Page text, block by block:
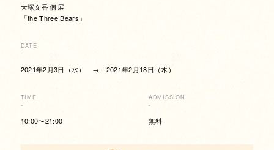
大塚文香 個展
「the Three Bears」
DATE
-
2021年2月3日（水） → 2021年2月18日（木）
TIME
-
10:00〜21:00
ADMISSION
-
無料